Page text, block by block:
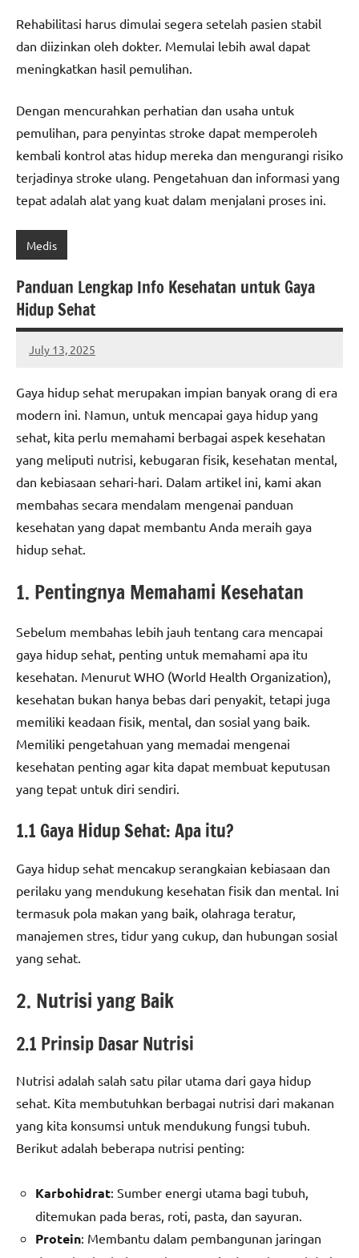
Rehabilitasi harus dimulai segera setelah pasien stabil
dan diizinkan oleh dokter. Memulai lebih awal dapat
meningkatkan hasil pemulihan.
Dengan mencurahkan perhatian dan usaha untuk
pemulihan, para penyintas stroke dapat memperoleh
kembali kontrol atas hidup mereka dan mengurangi risiko
terjadinya stroke ulang. Pengetahuan dan informasi yang
tepat adalah alat yang kuat dalam menjalani proses ini.
Medis
Panduan Lengkap Info Kesehatan untuk Gaya
Hidup Sehat
July 13, 2025
admin
Gaya hidup sehat merupakan impian banyak orang di era
modern ini. Namun, untuk mencapai gaya hidup yang
sehat, kita perlu memahami berbagai aspek kesehatan
yang meliputi nutrisi, kebugaran fisik, kesehatan mental,
dan kebiasaan sehari-hari. Dalam artikel ini, kami akan
membahas secara mendalam mengenai panduan
kesehatan yang dapat membantu Anda meraih gaya
hidup sehat.
1. Pentingnya Memahami Kesehatan
Sebelum membahas lebih jauh tentang cara mencapai
gaya hidup sehat, penting untuk memahami apa itu
kesehatan. Menurut WHO (World Health Organization),
kesehatan bukan hanya bebas dari penyakit, tetapi juga
memiliki keadaan fisik, mental, dan sosial yang baik.
Memiliki pengetahuan yang memadai mengenai
kesehatan penting agar kita dapat membuat keputusan
yang tepat untuk diri sendiri.
1.1 Gaya Hidup Sehat: Apa itu?
Gaya hidup sehat mencakup serangkaian kebiasaan dan
perilaku yang mendukung kesehatan fisik dan mental. Ini
termasuk pola makan yang baik, olahraga teratur,
manajemen stres, tidur yang cukup, dan hubungan sosial
yang sehat.
2. Nutrisi yang Baik
2.1 Prinsip Dasar Nutrisi
Nutrisi adalah salah satu pilar utama dari gaya hidup
sehat. Kita membutuhkan berbagai nutrisi dari makanan
yang kita konsumsi untuk mendukung fungsi tubuh.
Berikut adalah beberapa nutrisi penting:
Karbohidrat: Sumber energi utama bagi tubuh,
ditemukan pada beras, roti, pasta, dan sayuran.
Protein: Membantu dalam pembangunan jaringan